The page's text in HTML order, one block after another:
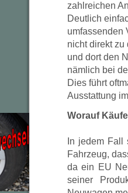
zahlreichen
Deutlich
umfassenden
nicht direkt zu
und dort den
nämlich bei
Dies führt
Ausstattung
Worauf
In jedem
Fahrzeug,
da ein EU
seiner